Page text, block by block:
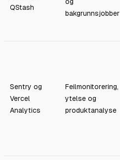
QStash
bakgrunnsjobber
Sentry og
Vercel
Analytics
Feilmonitorering,
ytelse og
produktanalyse